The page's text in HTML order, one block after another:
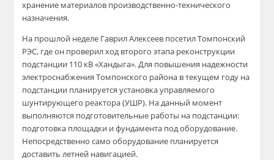
хранение материалов производственно-технического
назначения.
На прошлой неделе Гаврил Алексеев посетил Томпонский
РЭС, где он проверил ход второго этапа реконструкции
подстанции 110 кВ «Хандыга». Для повышения надежности
электроснабжения Томпонского района в текущем году на
подстанции планируется установка управляемого
шунтирующего реактора (УШР). На данный момент
выполняются подготовительные работы на подстанции:
подготовка площадки и фундамента под оборудование.
Непосредственно само оборудование планируется
доставить летней навигацией.